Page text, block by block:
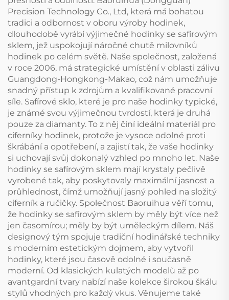
Precision Technology Co., Ltd, která má bohatou
tradici a odbornost v oboru výroby hodinek,
dlouhodobě vyrábí výjimečné hodinky se safírovým
sklem, jež uspokojují náročné chutě milovníků
hodinek po celém světě. Naše společnost, založená
v roce 2006, má strategické umístění v oblasti zálivu
Guangdong-Hongkong-Makao, což nám umožňuje
snadný přístup k zdrojům a kvalifikované pracovní
síle. Safírové sklo, které je pro naše hodinky typické,
je známé svou výjimečnou tvrdostí, která je druhá
pouze za diamanty. To z něj činí ideální materiál pro
ciferníky hodinek, protože je vysoce odolné proti
škrábání a opotřebení, a zajistí tak, že vaše hodinky
si uchovají svůj dokonalý vzhled po mnoho let. Naše
hodinky se safírovým sklem mají krystaly pečlivě
vyrobené tak, aby poskytovaly maximální jasnost a
průhlednost, čímž umožňují jasný pohled na složitý
ciferník a ručičky. Společnost Baoruihua věří tomu,
že hodinky se safírovým sklem by měly být více než
jen časomírou; měly by být uměleckým dílem. Náš
designový tým spojuje tradiční hodinářské techniky
s moderním estetickým dojmem, aby vytvořil
hodinky, které jsou časově odolné i současně
moderní. Od klasických kulatých modelů až po
avantgardní tvary nabízí naše kolekce širokou škálu
stylů vhodných pro každý vkus. Věnujeme také